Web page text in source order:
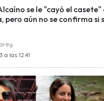
se le "cayó el casete"
pero aún no se confirma si
a las 12:41